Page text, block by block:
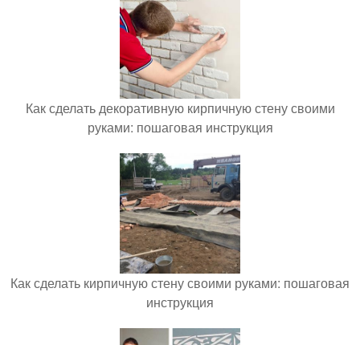
Как сделать декоративную кирпичную стену своими
руками: пошаговая инструкция
Как сделать кирпичную стену своими руками: пошаговая
инструкция